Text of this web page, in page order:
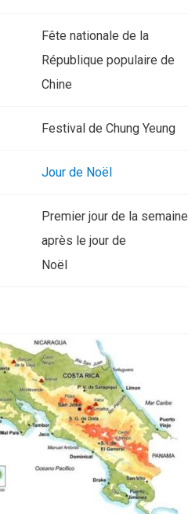
Fête nationale de la
République populaire de
Chine
Festival de Chung Yeung
Jour de Noël
Premier jour de la semaine
après le jour de
Noël